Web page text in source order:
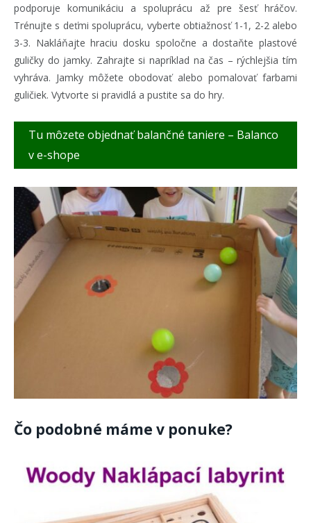
podporuje komunikáciu a spoluprácu až pre šesť hráčov.
Trénujte s deťmi spoluprácu, vyberte obtiažnosť 1-1, 2-2 alebo
3-3. Nakláňajte hraciu dosku spoločne a dostaňte plastové
guličky do jamky. Zahrajte si napríklad na čas – rýchlejšia tím
vyhráva. Jamky môžete obodovať alebo pomalovať farbami
guličiek. Vytvorte si pravidlá a pustite sa do hry.
Tu môzete objednať balančné taniere – Balanco
v e-shope
Čo podobné máme v ponuke?